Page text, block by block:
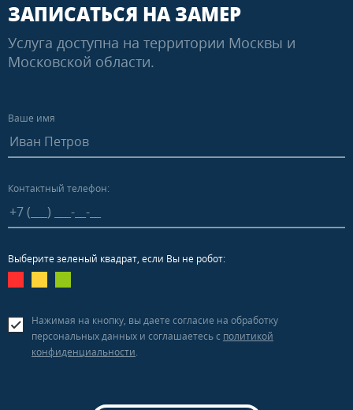
ЗАПИСАТЬСЯ НА ЗАМЕР
Услуга доступна на территории Москвы и
Московской области.
Ваше имя
Контактный телефон:
Выберите зеленый квадрат, если Вы не робот:
Нажимая на кнопку, вы даете согласие на обработку
персональных данных и соглашаетесь c политикой
конфиденциальности.